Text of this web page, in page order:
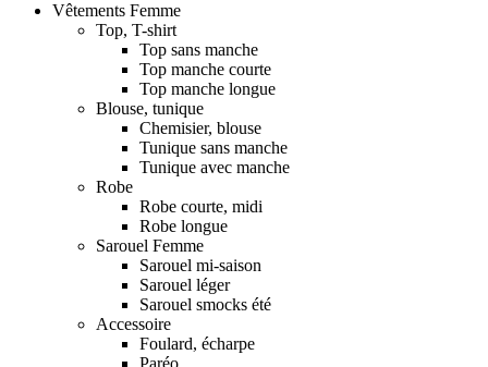
Vêtements Femme
Top, T-shirt
Top sans manche
Top manche courte
Top manche longue
Blouse, tunique
Chemisier, blouse
Tunique sans manche
Tunique avec manche
Robe
Robe courte, midi
Robe longue
Sarouel Femme
Sarouel mi-saison
Sarouel léger
Sarouel smocks été
Accessoire
Foulard, écharpe
Paréo